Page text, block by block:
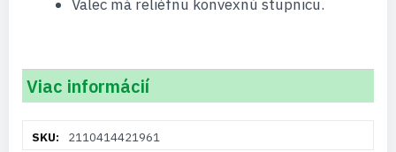
Valec má reliéfnu konvexnú stupnicu.
Viac informácií
informácií2110414421961